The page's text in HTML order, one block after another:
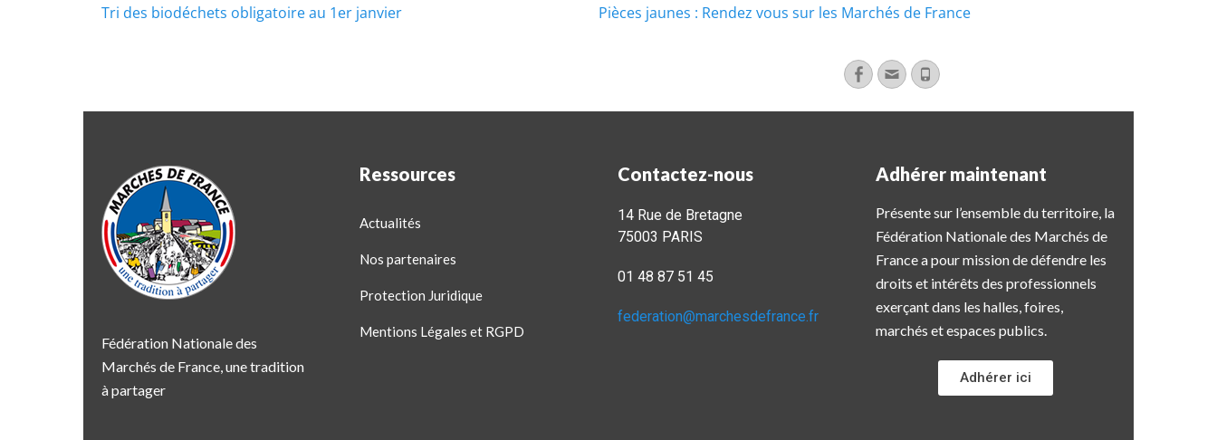
Tri des biodéchets obligatoire au 1er janvier
Pièces jaunes : Rendez vous sur les Marchés de France
Fédération Nationale des
Marchés de France, une tradition
à partager
Ressources
Actualités
Nos partenaires
Protection Juridique
Mentions Légales et RGPD
Contactez-nous
14 Rue de Bretagne
75003 PARIS
01 48 87 51 45
federation@marchesdefrance.fr
Adhérer maintenant
Présente sur l’ensemble du territoire, la
Fédération Nationale des Marchés de
France a pour mission de défendre les
droits et intérêts des professionnels
exerçant dans les halles, foires,
marchés et espaces publics.
Adhérer ici